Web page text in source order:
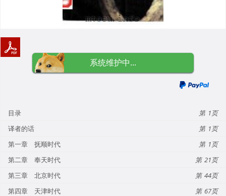
系统维护中...
目录
1
译者的话
1
第一章 抚顺时代
1
第二章 奉天时代
21
第三章 北京时代
44
第四章 天津时代
67